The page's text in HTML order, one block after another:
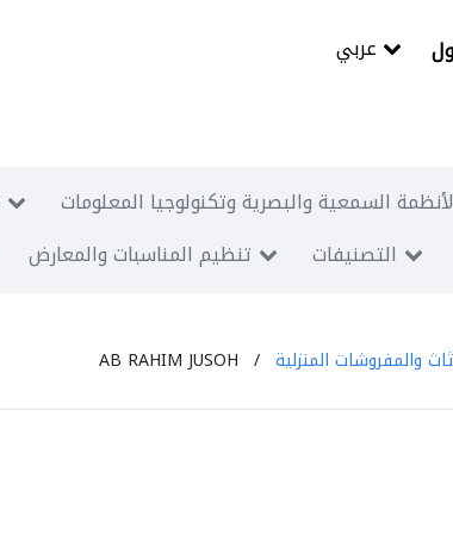
السمعية والبصرية وتكنولوجيا المعلومات
تنظيم المناسبات والمعارض التصنيفات
والمفروشات المنزلية AB RAHIM JUSOH